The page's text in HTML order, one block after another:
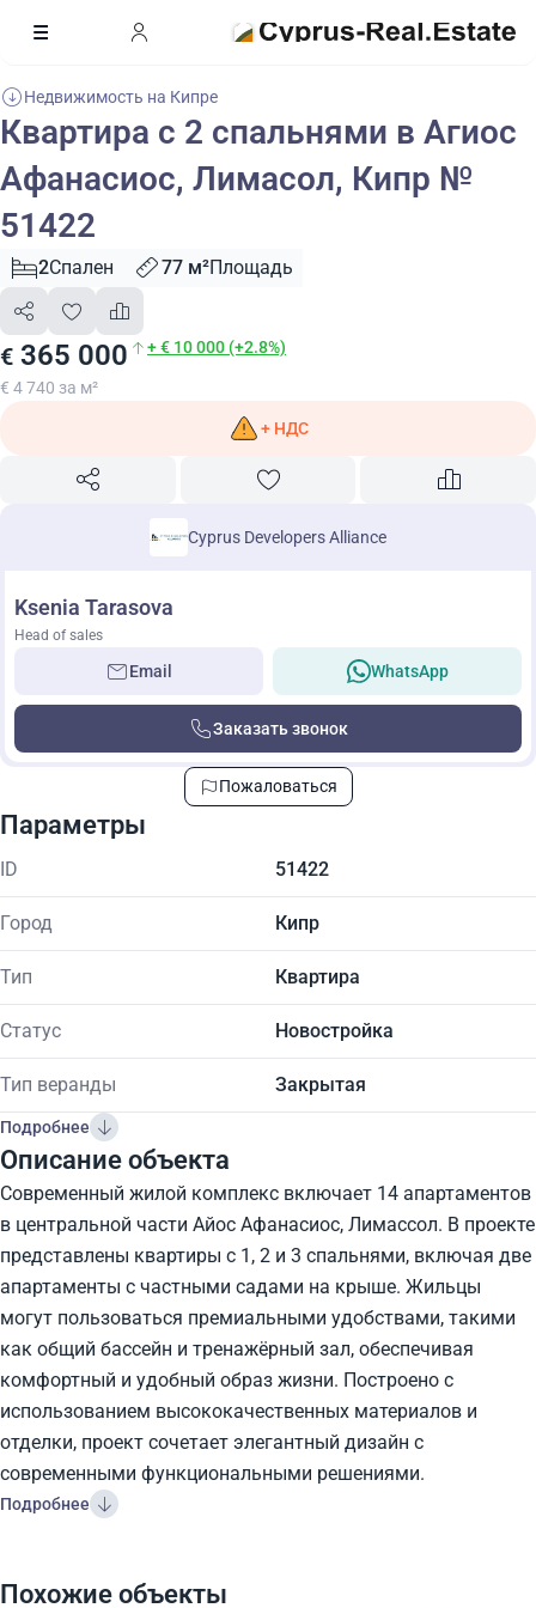
Недвижимость на Кипре
Квартира с 2 спальнями в Агиос
Афанасиос, Лимасол, Кипр №
51422
2Спален 77 м²Площадь
€ 365 000 + € 10 000 (+2.8%)
€ 4 740 за м²
+ НДС
Cyprus Developers Alliance
Ksenia Tarasova
Head of sales
Email WhatsApp
Заказать звонок
Пожаловаться
Параметры
ID 51422
Город Кипр
Тип Квартира
Статус Новостройка
Тип веранды Закрытая
Подробнее
Описание объекта
Современный жилой комплекс включает 14 апартаментов
в центральной части Айос Афанасиос, Лимассол. В проекте
представлены квартиры с 1, 2 и 3 спальнями, включая две
апартаменты с частными садами на крыше. Жильцы
могут пользоваться премиальными удобствами, такими
как общий бассейн и тренажёрный зал, обеспечивая
комфортный и удобный образ жизни. Построено с
использованием высококачественных материалов и
отделки, проект сочетает элегантный дизайн с
современными функциональными решениями.
Подробнее
Похожие объекты